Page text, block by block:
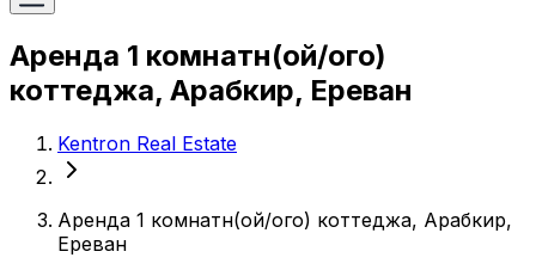
Аренда 1 комнатн(ой/ого)
коттеджа, Арабкир, Ереван
Kentron Real Estate
Аренда 1 комнатн(ой/ого) коттеджа, Арабкир,
Ереван